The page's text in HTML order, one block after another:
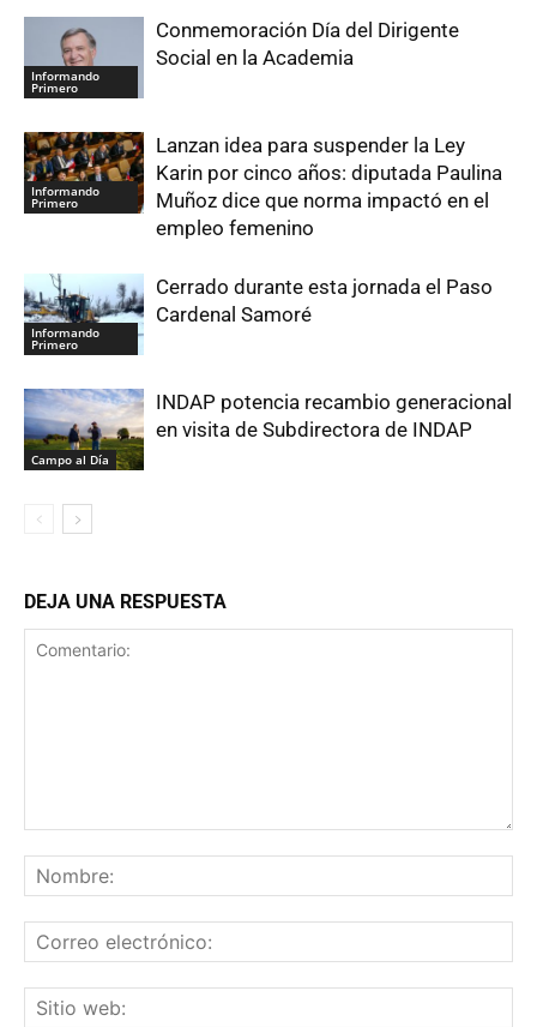
Informando
Primero
Conmemoración Día del Dirigente
Social en la Academia
Informando
Primero
Lanzan idea para suspender la Ley
Karin por cinco años: diputada Paulina
Muñoz dice que norma impactó en el
empleo femenino
Informando
Primero
Cerrado durante esta jornada el Paso
Cardenal Samoré
Campo al Día
INDAP potencia recambio generacional
en visita de Subdirectora de INDAP
DEJA UNA RESPUESTA